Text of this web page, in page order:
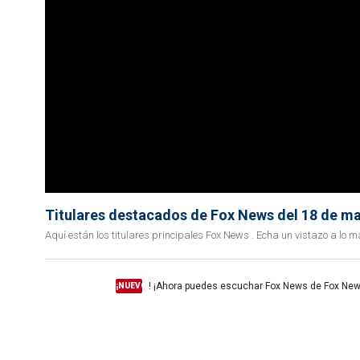
Titulares destacados de Fox News del 18 de
Aquí están los titulares principales Fox News . Echa un vistazo a lo
¡NUEVO ! ¡Ahora puedes escuchar Fox News de Fox